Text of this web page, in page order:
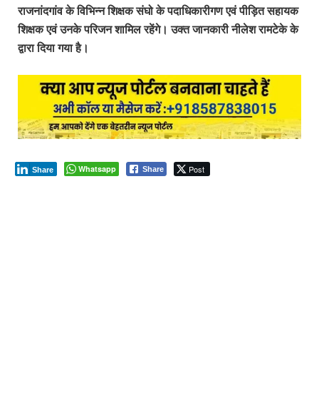
राजनांदगांव के विभिन्न शिक्षक संघो के पदाधिकारीगण एवं पीड़ित सहायक
शिक्षक एवं उनके परिजन शामिल रहेंगे। उक्त जानकारी नीलेश रामटेके के
द्वारा दिया गया है।
Whatsapp Share Post
Share